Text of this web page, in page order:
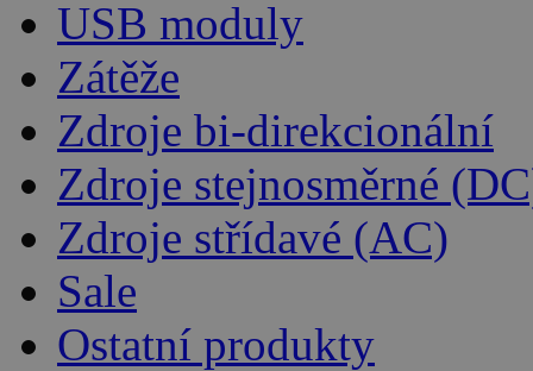
USB moduly
Zátěže
Zdroje bi-direkcionální
Zdroje stejnosměrné
Zdroje střídavé (AC)
Sale
Ostatní produkty